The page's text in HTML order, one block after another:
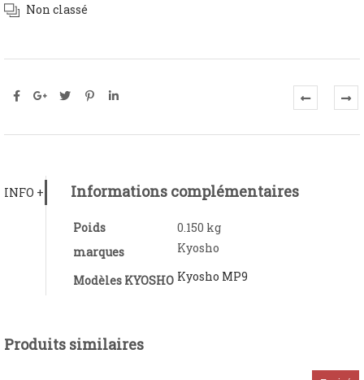
Non classé
INFO + Informations complémentaires
Poids
0.150 kg
marques
Kyosho
Modèles KYOSHO Kyosho MP9
Produits similaires